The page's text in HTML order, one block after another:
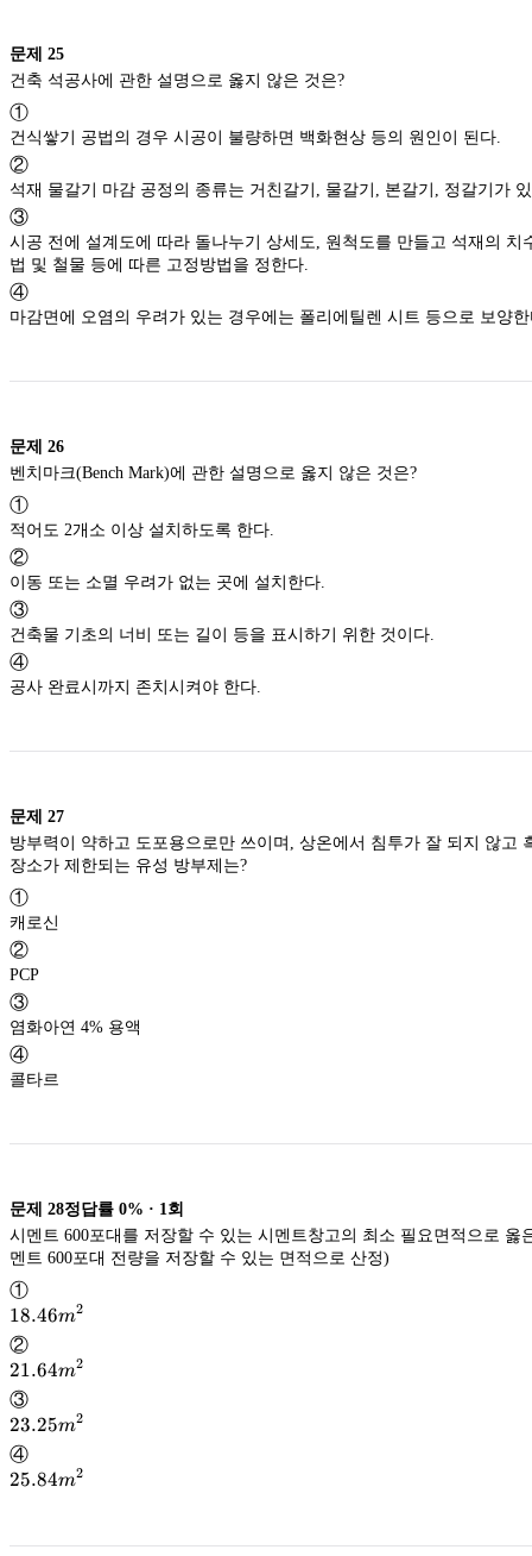
문제 25
건축 석공사에 관한 설명으로 옳지 않은 것은?
①
건식쌓기 공법의 경우 시공이 불량하면 백화현상 등의 원인이 된다.
②
석재 물갈기 마감 공정의 종류는 거친갈기, 물갈기, 본갈기, 정
③
시공 전에 설계도에 따라 돌나누기 상세도, 원척도를 만들고 석재의 치수, 형상, 마감방
법 및 철물 등에 따른 고정방법을 정한다.
④
마감면에 오염의 우려가 있는 경우에는 폴리에틸렌 시트 등으로
문제 26
벤치마크(Bench Mark)에 관한 설명으로 옳지 않은 것은?
①
적어도 2개소 이상 설치하도록 한다.
②
이동 또는 소멸 우려가 없는 곳에 설치한다.
③
건축물 기초의 너비 또는 길이 등을 표시하기 위한 것이다.
④
공사 완료시까지 존치시켜야 한다.
문제 27
방부력이 약하고 도포용으로만 쓰이며, 상온에서 침투가 잘 되지 않고 흑색이므로 사용
장소가 제한되는 유성 방부제는?
①
캐로신
②
PCP
③
염화아연 4% 용액
④
콜타르
문제 28정답률 0% · 1 회
시멘트 600포대를 저장할 수 있는 시멘트창고의 최소 필요면적으로 옳
멘트 600포대 전량을 저장할 수 있는 면적으로 산정)
①
18.46m^2
18.46m2
②
21.64m^2
21.64m2
③
23.25m^2
23.25m2
④
25.84m^2
25.84m2